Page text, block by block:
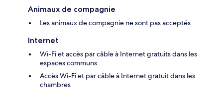
Animaux de compagnie
Les animaux de compagnie ne sont pas acceptés.
Internet
Wi-Fi et accès par câble à Internet gratuits dans les
espaces communs
Accès Wi-Fi et par câble à Internet gratuit dans les
chambres